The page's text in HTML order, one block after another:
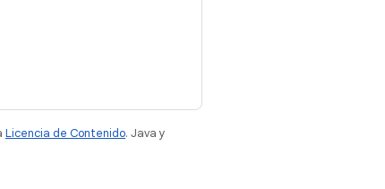
Licencia de Contenido. Java y